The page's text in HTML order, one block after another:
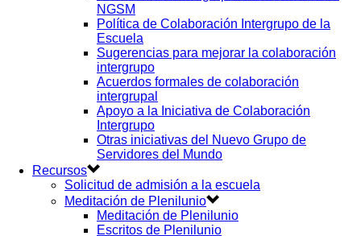
NGSM
Política de Colaboración Intergrupo de la
Escuela
Sugerencias para mejorar la colaboración
intergrupo
Acuerdos formales de colaboración
intergrupal
Apoyo a la Iniciativa de Colaboración
Intergrupo
Otras iniciativas del Nuevo Grupo de
Servidores del Mundo
Recursos
Solicitud de admisión a la escuela
Meditación de Plenilunio
Meditación de Plenilunio
Escritos de Plenilunio